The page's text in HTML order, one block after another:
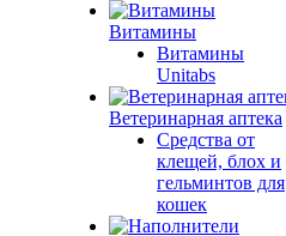
Витамины
Витамины
Unitabs
Ветеринарная аптека
Средства от
клещей, блох и
гельминтов для
кошек